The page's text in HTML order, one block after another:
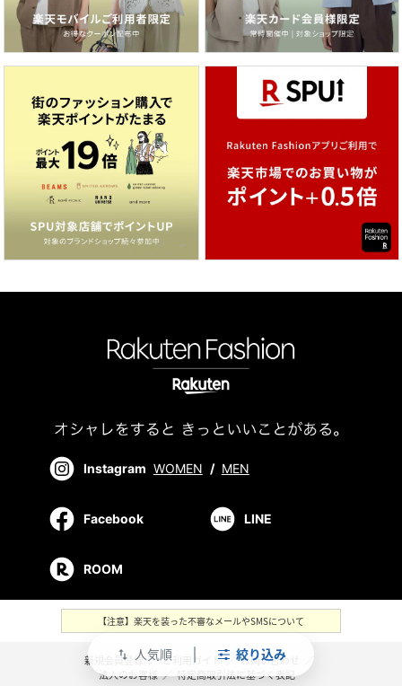
swap_vert 人気順 絞り込み
Instagram WOMEN / MEN
Facebook LINE
ROOM
【注意】楽天を装った不審なメールやSMSについて
新規会員登録 ／ ご利用ガイド ／ お問い合わせ
法人のお客様 ／ 特定商取引法に基づく表記